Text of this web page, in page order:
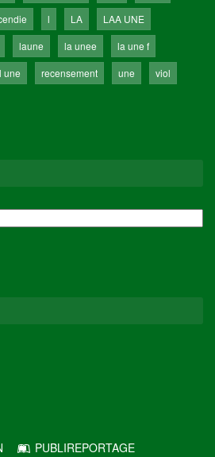
l LA
LAA UNE
laune la unee
la une f
l une recensement une
viol
PUBLIREPORTAGE